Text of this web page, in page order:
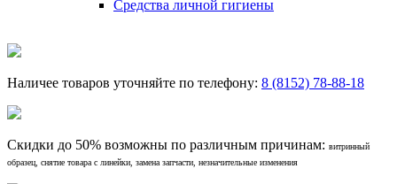
Средства личной гигиены
Наличее товаров уточняйте по телефону: 8 (8152) 78-88-18
Скидки до 50% возможны по различным причинам: витринный
образец, снятие товара с линейки, замена запчасти, незначительные изменения